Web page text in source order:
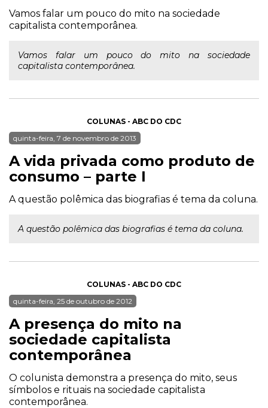
Vamos falar um pouco do mito na sociedade
capitalista contemporânea.
Vamos falar um pouco do mito na sociedade
capitalista contemporânea.
COLUNAS - ABC DO CDC
quinta-feira, 7 de novembro de 2013
A vida privada como produto de
consumo – parte I
A questão polêmica das biografias é tema da coluna.
A questão polêmica das biografias é tema da coluna.
COLUNAS - ABC DO CDC
quinta-feira, 25 de outubro de 2012
A presença do mito na
sociedade capitalista
contemporânea
O colunista demonstra a presença do mito, seus
símbolos e rituais na sociedade capitalista
contemporânea.